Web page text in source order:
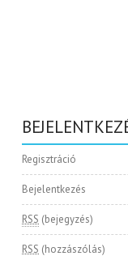
Regisztráció
Bejelentkezés
RSS (bejegyzés)
RSS (hozzászólás)